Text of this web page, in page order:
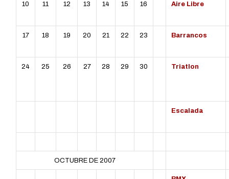
10 11 12 13 14 15 16 Aire Libre
17 18 19 20 21 22 23 Barrancos
24 25 26 27 28 29 30 Triatlon
Escalada
OCTUBRE DE 2007